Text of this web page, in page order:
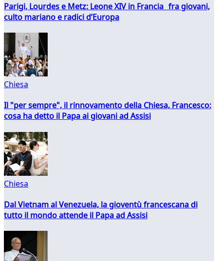
Parigi, Lourdes e Metz: Leone XIV in Francia fra giovani,
culto mariano e radici d’Europa
Chiesa
Il "per sempre", il rinnovamento della Chiesa, Francesco:
cosa ha detto il Papa ai giovani ad Assisi
Chiesa
Dal Vietnam al Venezuela, la gioventù francescana di
tutto il mondo attende il Papa ad Assisi